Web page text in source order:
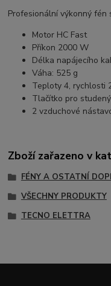
Profesionální výkonný fén
Motor HC Fast
Příkon 2000 W
Délka napájecího
Váha: 525 g
Teploty 4, rychlosti
Tlačítko pro
2 vzduchové
Zboží zařazeno v
FÉNY A OSTATNÍ
VŠECHNY PRODUKTY
TECNO ELETTRA